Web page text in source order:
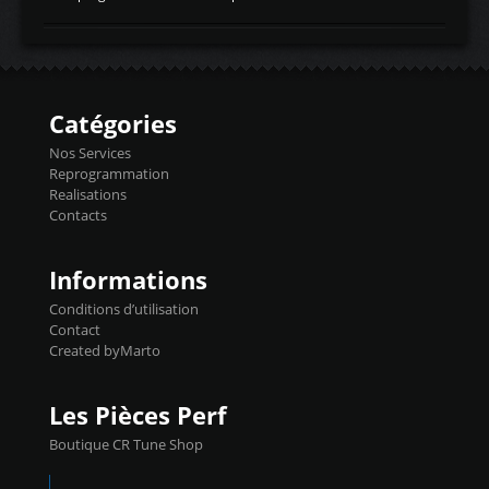
d'admissiontemp ex. pour atmo -30- 80°C
temperaturetemperature ldr moteurtemp
Injecteurs + Flashpro 1370€ TTC Le
précise et performante. Vous pourrez
basculer de la carto sans plomb à Ethanol à
l'aide du flashpro OPTION ECONOMIQUES
Reprog SP 98 sur le calculateur d'origine
450€ TTC Un gain d'environ 10cv et 15nm
Catégories
Nos Services
Reprogrammation
Realisations
Contacts
Informations
Conditions d’utilisation
Contact
Created byMarto
Les Pièces Perf
Boutique CR Tune Shop